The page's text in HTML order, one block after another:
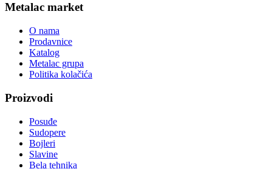
Metalac market
O nama
Prodavnice
Katalog
Metalac grupa
Politika kolačića
Proizvodi
Posuđe
Sudopere
Bojleri
Slavine
Bela tehnika